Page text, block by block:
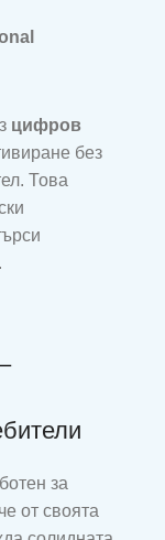
цифров
без
Това
за
от своята